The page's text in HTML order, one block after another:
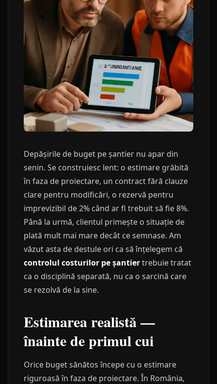
Depășirile de buget pe șantier nu apar din
senin. Se construiesc lent: o estimare grăbită
în faza de proiectare, un contract fără clauze
clare pentru modificări, o rezervă pentru
imprevizibil de 2% când ar fi trebuit să fie 8%.
Până la urmă, clientul primește o situație de
plată mult mai mare decât ce semnase. Am
văzut asta de destule ori ca să înțelegem că
controlul costurilor pe șantiertrebuie tratat
ca o disciplină separată, nu ca o sarcină care
se rezolvă de la sine.
Estimarea realistă —
înainte de primul cui
Orice buget sănătos începe cu o estimare
riguroasă în faza de proiectare. În România,